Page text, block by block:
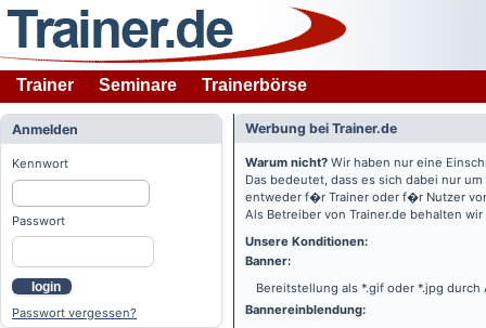
Trainer Seminare Trainerbörse
Anmelden
Kennwort
Passwort
login
Passwort vergessen?
Werbung bei Trainer.de
Warum nicht? Wir haben nur eine
Das bedeutet, dass es sich dabei nur
entweder f�r Trainer oder f�r Nutzer
Als Betreiber von Trainer.de behalten
Unsere Konditionen:
Banner:
Bereitstellung als *.gif oder *.jpg durch
Bannereinblendung: